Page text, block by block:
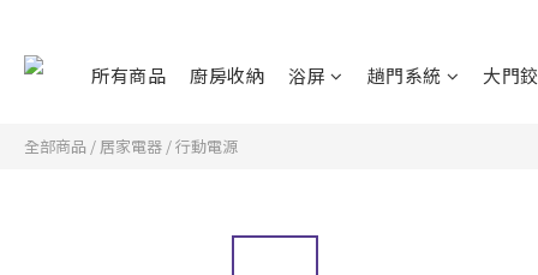
所有商品 廚房收納 浴屏 趟門系統 大門鉸
全部商品 / 居家電器 /行動電源